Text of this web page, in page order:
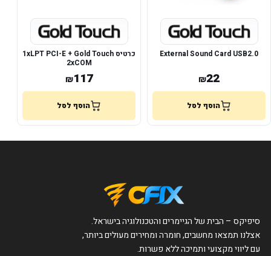
External Sound Card USB2.0
₪22
הוסף לסל
כרטיס 1xLPT PCI-E + Gold Touch
2xCOM
₪117
הוסף לסל
סיפיקס – הבית של הגיימרים והטכנולוגיה בישראל.
אצלנו תמצאו מחשבים, חומרה ומחירים מעולים ביותר,
עם ליווי מקצועי ותמיכה ללא פשרות.